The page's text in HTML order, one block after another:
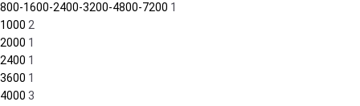
800-1600-2400-3200-4800-7200 1
1000 2
2000 1
2400 1
3600 1
4000 3